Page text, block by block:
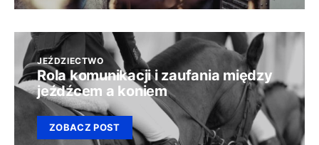
JEŹDZIECTWO
Rola komunikacji i zaufania między
jeźdźcem a koniem
ZOBACZ POST